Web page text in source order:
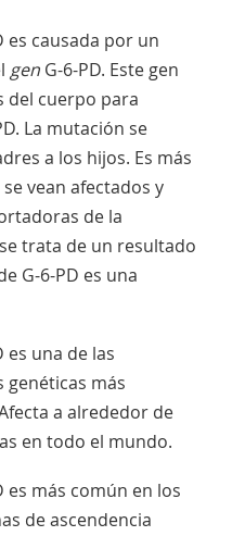
es causada por un
gen G-6-PD. Este gen
del cuerpo para
La mutación se
a los hijos. Es más
vean afectados y
de la
trata de un resultado
G-6-PD es una
es una de las
genéticas más
a alrededor de
en todo el mundo.
es más común en los
de ascendencia